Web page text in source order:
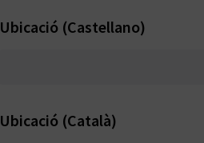
Ubicació (Castellano)
Ubicació (Català)